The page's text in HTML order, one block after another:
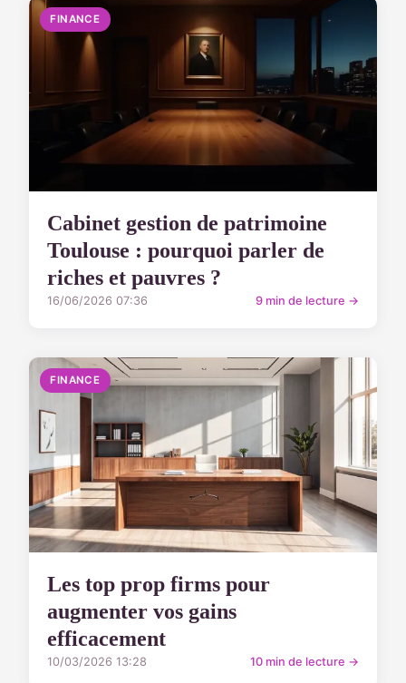
FINANCE
Cabinet gestion de patrimoine
Toulouse : pourquoi parler de
riches et pauvres ?
16/06/2026 07:36 9 min de lecture →
FINANCE
Les top prop firms pour
augmenter vos gains
efficacement
10/03/2026 13:28 10 min de lecture →